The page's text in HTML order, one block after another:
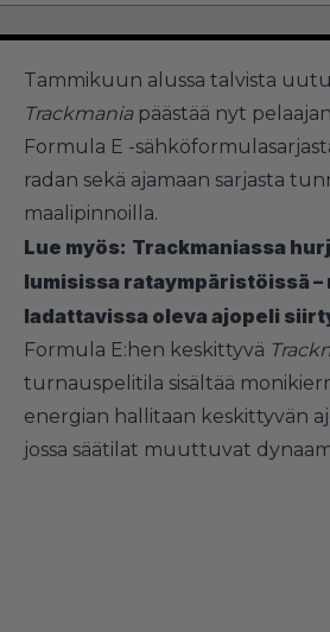
Tammikuun alussa talvista
Trackmania päästää nyt
Formula E -
radan sekä ajamaan sarjasta
maalipinnoilla.
Lue myös: Trackmaniassa
lumisissa rataympäristöissä –
ladattavissa oleva ajopeli
Formula E:hen keskittyvä
turnauspelitila sisältää
energian hallitaan keskittyvän
jossa säätilat muuttuvat